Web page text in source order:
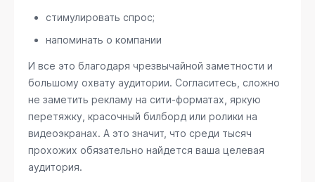
стимулировать спрос;
напоминать о компании
И все это благодаря чрезвычайной заметности и
большому охвату аудитории. Согласитесь, сложно
не заметить рекламу на сити-форматах, яркую
перетяжку, красочный билборд или ролики на
видеоэкранах. А это значит, что среди тысяч
прохожих обязательно найдется ваша целевая
аудитория.